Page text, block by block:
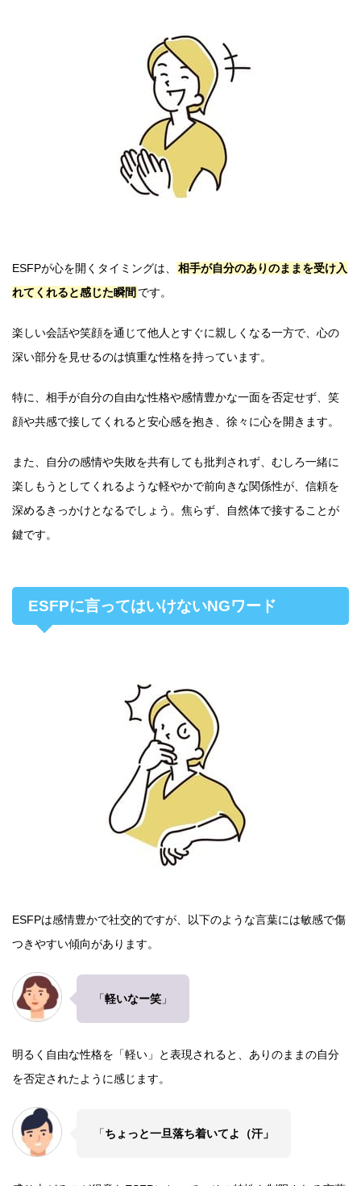
ESFPが心を開くタイミングは、
相手が自分のありのままを受け入
れてくれると感じた瞬間です。
楽しい会話や笑顔を通じて他人とすぐに親しくなる一方で、心の
深い部分を見せるのは慎重な性格を持っています。
特に、相手が自分の自由な性格や感情豊かな一面を否定せず、笑
顔や共感で接してくれると安心感を抱き、徐々に心を開きます。
また、自分の感情や失敗を共有しても批判されず、むしろ一緒に
楽しもうとしてくれるような軽やかで前向きな関係性が、信頼を
深めるきっかけとなるでしょう。焦らず、自然体で接することが
鍵です。
ESFPに言ってはいけないNGワード
ESFPは感情豊かで社交的ですが、以下のような言葉には敏感で傷
つきやすい傾向があります。
「軽いなー笑 」
明るく自由な性格を「軽い」と表現されると、ありのままの自分
を否定されたように感じます。
「ちょっと一旦落ち着いてよ（汗」